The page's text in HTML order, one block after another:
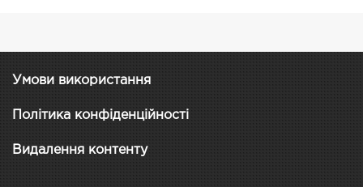
Умови використання
Політика конфіденційності
Видалення контенту